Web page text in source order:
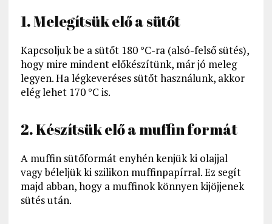
1. Melegítsük elő a sütőt
Kapcsoljuk be a sütőt 180 °C-ra (alsó-felső sütés),
hogy mire mindent előkészítünk, már jó meleg
legyen. Ha légkeveréses sütőt használunk, akkor
elég lehet 170 °C is.
2. Készítsük elő a muffin formát
A muffin sütőformát enyhén kenjük ki olajjal
vagy béleljük ki szilikon muffinpapírral. Ez segít
majd abban, hogy a muffinok könnyen kijöjjenek
sütés után.